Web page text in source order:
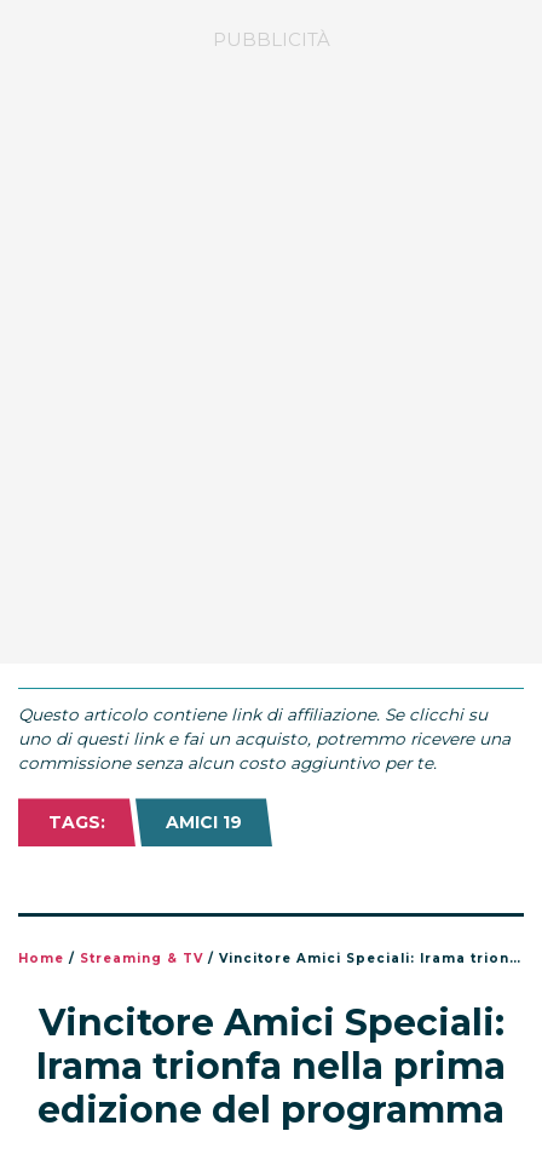
Questo articolo contiene link di affiliazione. Se clicchi su
uno di questi link e fai un acquisto, potremmo ricevere una
commissione senza alcun costo aggiuntivo per te.
TAGS: AMICI 19
Home / Streaming & TV / Vincitore Amici Speciali: Irama trionfa nella prima edizione del programma
Vincitore Amici Speciali:
Irama trionfa nella prima
edizione del programma